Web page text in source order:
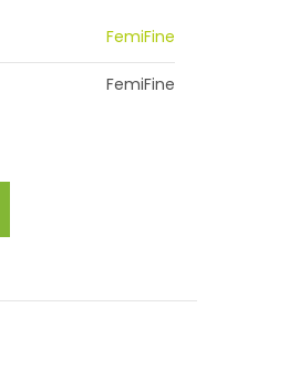
FemiFine
FemiFine